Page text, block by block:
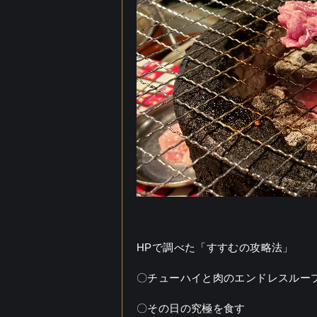
HPで調べた「すすむの攻略法」
〇チューハイと肉のエンドレスルー
〇その日の究極を食す